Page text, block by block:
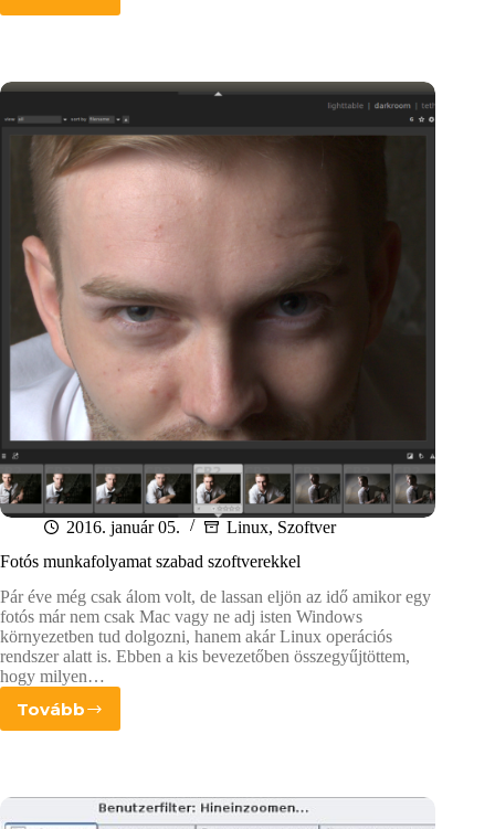
szoftverrel
2016. január 05. Linux, Szoftver
Fotós munkafolyamat szabad szoftverekkel
Pár éve még csak álom volt, de lassan eljön az idő amikor egy
fotós már nem csak Mac vagy ne adj isten Windows
környezetben tud dolgozni, hanem akár Linux operációs
rendszer alatt is. Ebben a kis bevezetőben összegyűjtöttem,
hogy milyen…
Tovább
Fotós